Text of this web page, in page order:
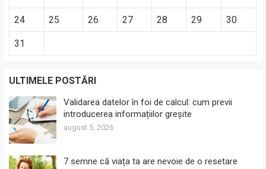
24 25 26 27 28 29 30
31
ULTIMELE POSTĂRI
Validarea datelor în foi de calcul: cum previi
introducerea informațiilor greșite
august 5, 2026
7 semne că viața ta are nevoie de o resetare